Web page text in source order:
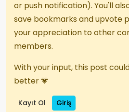
or push notification). You'll
save bookmarks and upvote
your appreciation to other
members.
With your input, this post
better 💗
Kayıt Ol Giriş